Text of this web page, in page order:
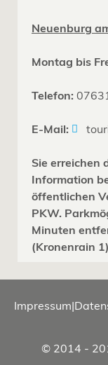
Neuenburg
Montag bis
Telefon:
E-Mail:
Sie erreichen
Information
öffentlichen
PKW.
Minuten
(Kronenrain
Impressum|
© 2014 -